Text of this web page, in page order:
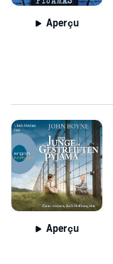
Aperçu
Aperçu